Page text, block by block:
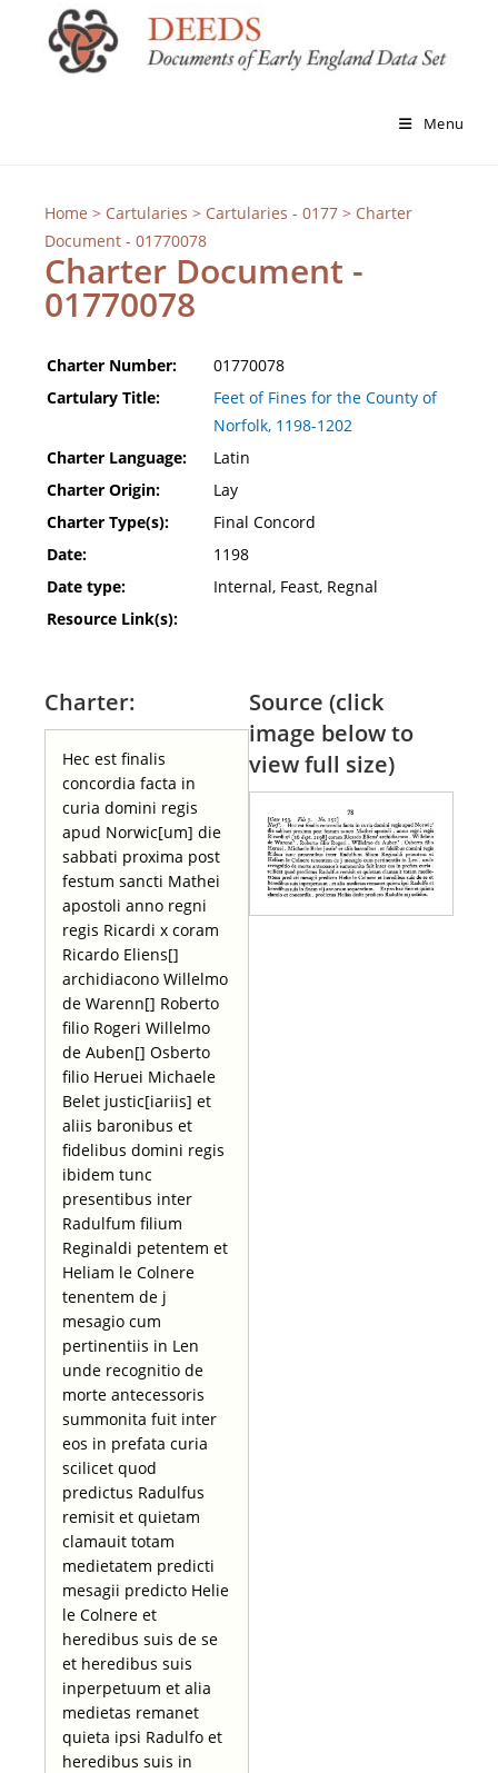
Menu
Home > Cartularies > Cartularies - 0177> Charter
Document - 01770078
Charter Document -
01770078
Charter Number:
01770078
Cartulary Title:
Feet of Fines for the County of
Norfolk, 1198-1202
Charter Language:
Latin
Charter Origin:
Lay
Charter Type(s):
Final Concord
Date:
1198
Date type:
Internal, Feast, Regnal
Resource Link(s):
Charter:
Hec est finalis
concordia facta in
curia domini regis
apud Norwic[um] die
sabbati proxima post
festum sancti Mathei
apostoli anno regni
regis Ricardi x coram
Ricardo Eliens[]
archidiacono Willelmo
de Warenn[] Roberto
filio Rogeri Willelmo
de Auben[] Osberto
filio Heruei Michaele
Belet justic[iariis] et
aliis baronibus et
fidelibus domini regis
ibidem tunc
presentibus inter
Radulfum filium
Reginaldi petentem et
Heliam le Colnere
tenentem de j
mesagio cum
pertinentiis in Len
unde recognitio de
morte antecessoris
summonita fuit inter
eos in prefata curia
scilicet quod
predictus Radulfus
remisit et quietam
clamauit totam
medietatem predicti
mesagii predicto Helie
le Colnere et
heredibus suis de se
et heredibus suis
inperpetuum et alia
medietas remanet
quieta ipsi Radulfo et
heredibus suis in
Source (click
image below to
view full size)